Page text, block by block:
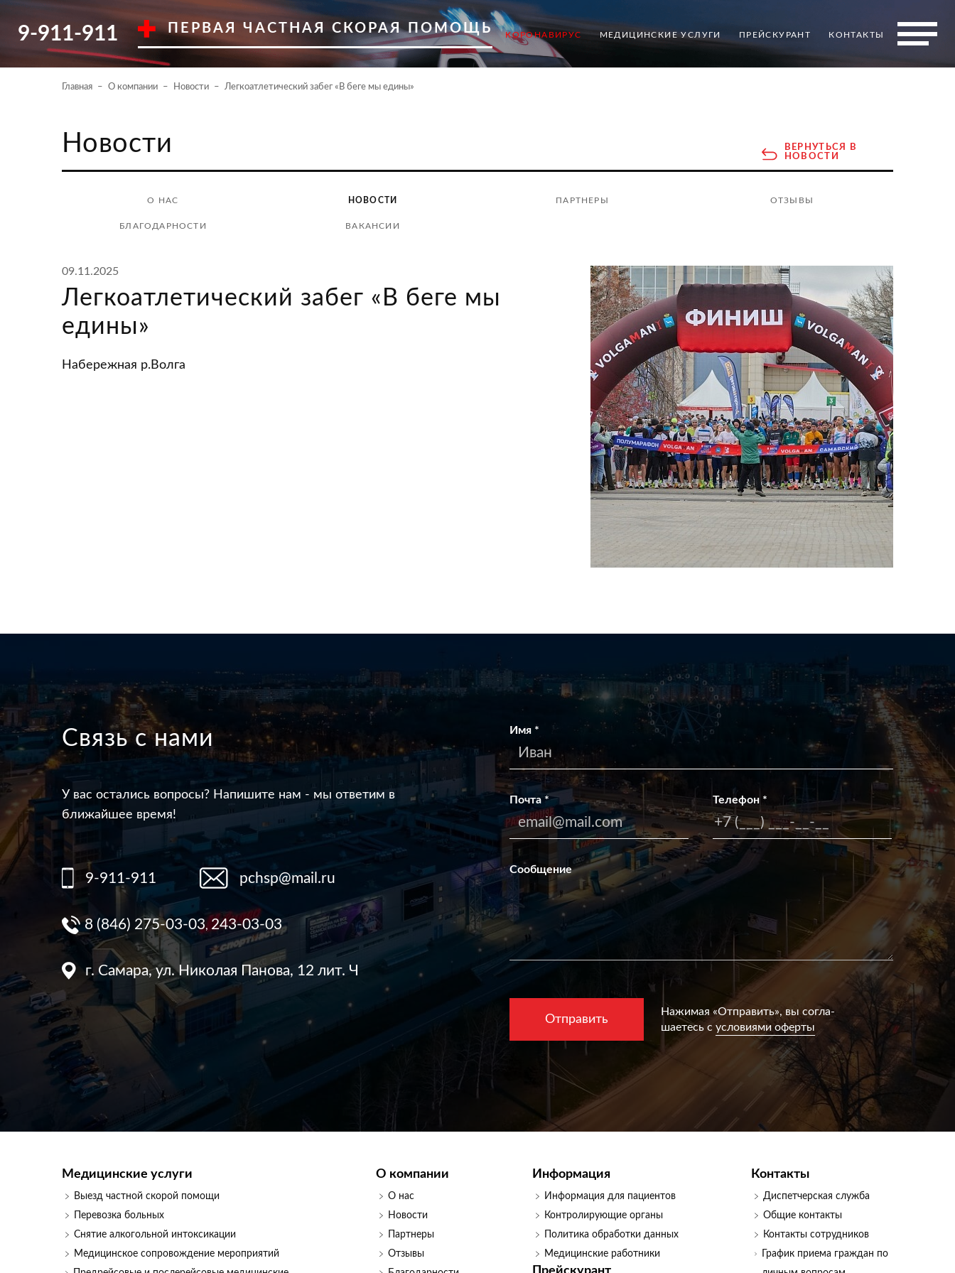
9-911-911 ПЕРВАЯ ЧАСТНАЯ СКОРАЯ ПОМОЩЬ КОРОНАВИРУС МЕДИЦИНСКИЕ УСЛУГИ ПРЕЙСКУРАНТ КОНТАКТЫ
Главная О компании Новости Легкоатлетический забег «В беге мы едины»
Новости
ВЕРНУТЬСЯ В
НОВОСТИ
О НАС НОВОСТИ ПАРТНЕРЫ ОТЗЫВЫ
БЛАГОДАРНОСТИ ВАКАНСИИ
09.11.2025
Легкоатлетический забег «В беге мы
едины»
Набережная р.Волга
Связь с нами
У вас остались вопросы? Напишите нам - мы ответим в
ближайшее время!
9-911-911 pchsp@mail.ru
8 (846) 275-03-03, 243-03-03
г. Самара, ул. Николая Панова, 12 лит. Ч
Имя *
Почта * Телефон *
Сообщение
Нажимая «Отправить», вы согла­
шаетесь с условиями оферты
Медицинские услуги
Выезд частной скорой помощи
Перевозка больных
Снятие алкогольной интоксикации
Медицинское сопровождение мероприятий
О компании
О нас
Новости
Партнеры
Отзывы
Информация
Информация для пациентов
Контролирующие органы
Политика обработки данных
Медицинские работники
Контакты
Диспетчерская служба
Общие контакты
Контакты сотрудников
График приема граждан по